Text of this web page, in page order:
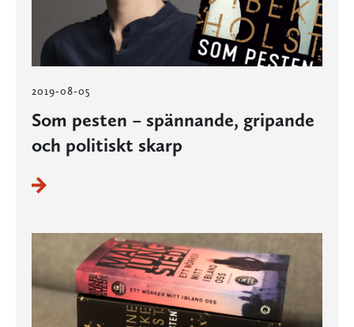
2019-08-05
Som pesten – spännande, gripande
och politiskt skarp